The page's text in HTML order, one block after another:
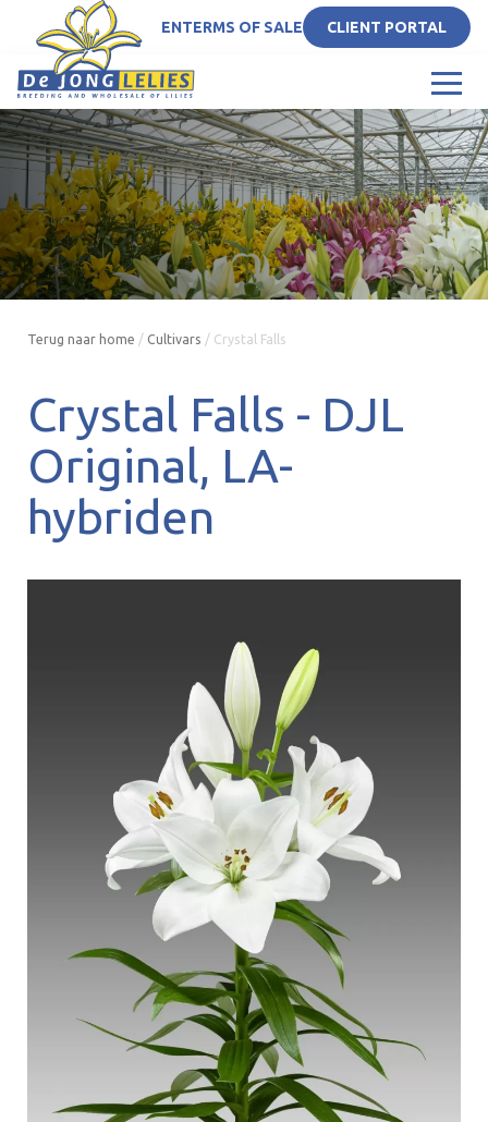
ENTERMS OF SALE CLIENT PORTAL
Terug naar home / Cultivars / Crystal Falls
Crystal Falls - DJL
Original LA-
hybriden